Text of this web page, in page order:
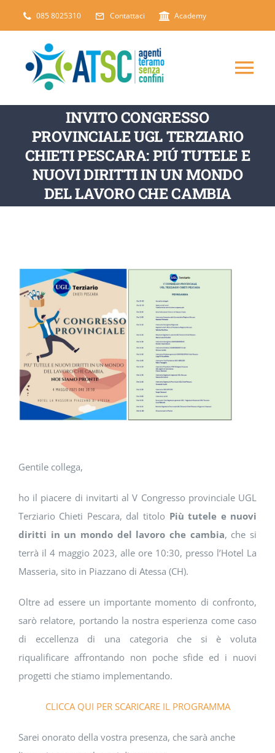
085 8025310 Contattaci Academy
DICONO DI NOI
DOWNLOAD
SOSTENIBILITÀ
ACADEMY
INVITO CONGRESSO
PROVINCIALE UGL TERZIARIO
CHIETI PESCARA: PIÚ TUTELE E
NUOVI DIRITTI IN UN MONDO
DEL LAVORO CHE CAMBIA
Gentile collega,
ho il piacere di invitarti al V Congresso provinciale UGL
Terziario Chieti Pescara, dal titolo Più tutele e nuovi
diritti in un mondo del lavoro che cambia, che si
terrà il 4 maggio 2023, alle ore 10:30, presso l’Hotel La
Masseria, sito in Piazzano di Atessa (CH).
Oltre ad essere un importante momento di confronto,
sarò relatore, portando la nostra esperienza come caso
di eccellenza di una categoria che si è voluta
riqualificare affrontando non poche sfide ed i nuovi
progetti che stiamo implementando.
CLICCA QUI PER SCARICARE IL PROGRAMMA
Sarei onorato della vostra presenza, che sarà anche